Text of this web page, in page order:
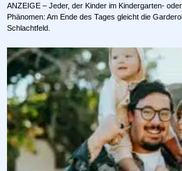
ANZEIGE – Jeder, der Kinder im Kindergarten-
Phänomen: Am Ende des Tages gleicht die
Schlachtfeld.